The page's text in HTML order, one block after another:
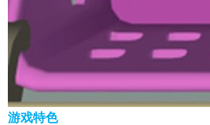
游戏特色